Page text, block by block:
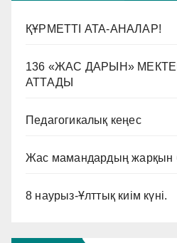
ҚҰРМЕТТІ АТА-АНАЛАР!
136 «ЖАС ДАРЫН»
АТТАДЫ
Педагогикалық кеңес
Жас мамандардың жарқын
8 наурыз-Ұлттық киім күні.